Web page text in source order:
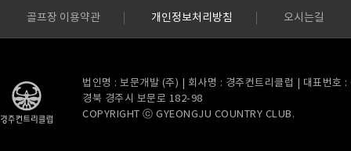
골프장 이용약관 개인정보처리방침 오시는길
법인명 : 보문개발 (주) | 회사명 : 경주컨트리클럽 | 대표번
경북 경주시 보문로 182-98
COPYRIGHT ⓒ GYEONGJU COUNTRY CLUB.